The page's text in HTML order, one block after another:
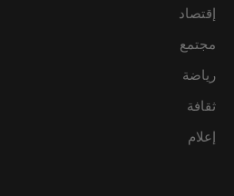
إقتصاد
مجتمع
رياضة
ثقافة
إعلام